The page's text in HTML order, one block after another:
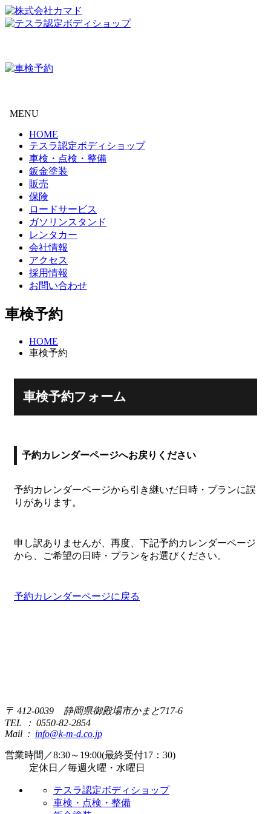
MENU
HOME
テスラ認定ボディショップ
車検・点検・整備
鈑金塗装
販売
保険
ロードサービス
ガソリンスタンド
レンタカー
会社情報
アクセス
採用情報
お問い合わせ
車検予約
HOME
車検予約
車検予約フォーム
予約カレンダーページへお戻りください
予約カレンダーページから引き継いだ日時・プランに誤
りがあります。
申し訳ありませんが、再度、下記予約カレンダーページ
から、ご希望の日時・プランをお選びください。
予約カレンダーページに戻る
〒 412-0039 静岡県御殿場市かまど717-6
TEL : 0550-82-2854
Mail : info@k-m-d.co.jp
営業時間／8:30～19:00(最終受付17：30)
定休日／毎週火曜・水曜日
テスラ認定ボディショップ
車検・点検・整備